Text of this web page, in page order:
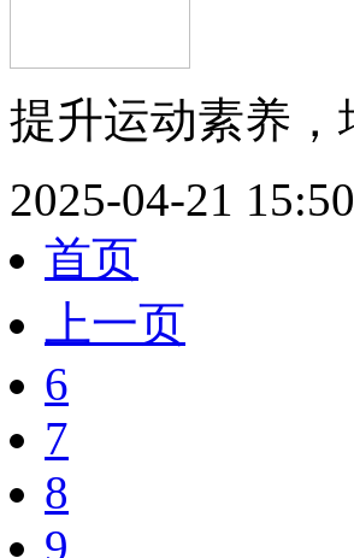
提升运动素养
2025-04-21
首页
上一页
6
7
8
9